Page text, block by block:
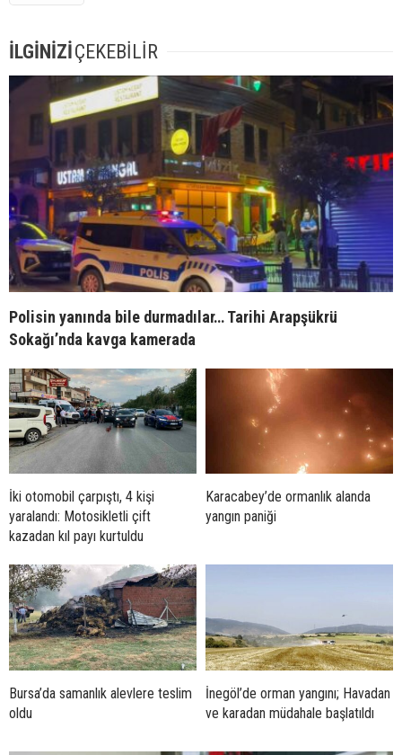
İLGİNİZİÇEKEBİLİR
Polisin yanında bile durmadılar… Tarihi Arapşükrü
Sokağı’nda kavga kamerada
İki otomobil çarpıştı, 4 kişi
yaralandı: Motosikletli çift
kazadan kıl payı kurtuldu
Karacabey’de ormanlık alanda
yangın paniği
Bursa’da samanlık alevlere teslim
oldu
İnegöl’de orman yangını; Havadan
ve karadan müdahale başlatıldı